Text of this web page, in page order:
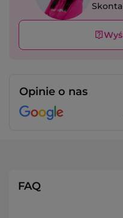
Opinie o nas
FAQ